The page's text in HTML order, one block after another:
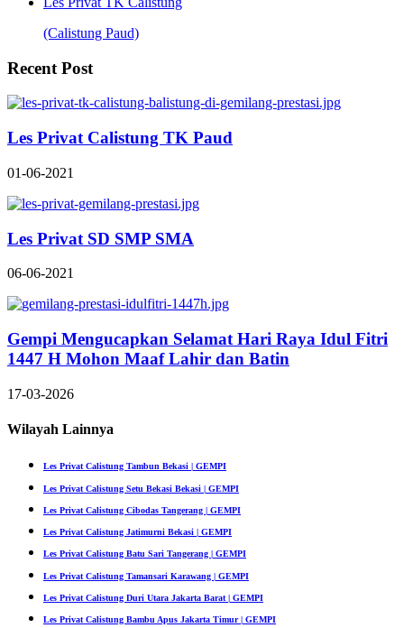
(Calistung Paud)
Recent Post
Les Privat Calistung TK Paud
01-06-2021
Les Privat SD SMP SMA
06-06-2021
Gempi Mengucapkan Selamat Hari Raya Idul Fitri
1447 H Mohon Maaf Lahir dan Batin
17-03-2026
Wilayah Lainnya
Les Privat Calistung Tambun Bekasi | GEMPI
Les Privat Calistung Setu Bekasi Bekasi | GEMPI
Les Privat Calistung Cibodas Tangerang | GEMPI
Les Privat Calistung Jatimurni Bekasi | GEMPI
Les Privat Calistung Batu Sari Tangerang | GEMPI
Les Privat Calistung Tamansari Karawang | GEMPI
Les Privat Calistung Duri Utara Jakarta Barat | GEMPI
Les Privat Calistung Bambu Apus Jakarta Timur | GEMPI